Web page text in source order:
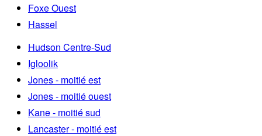
Foxe Ouest
Hassel
Hudson Centre-Sud
Igloolik
Jones - moitié est
Jones - moitié ouest
Kane - moitié sud
Lancaster - moitié est